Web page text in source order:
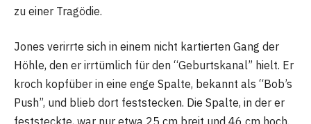
zu einer Tragödie.
Jones verirrte sich in einem nicht kartierten Gang der
Höhle, den er irrtümlich für den “Geburtskanal” hielt. Er
kroch kopfüber in eine enge Spalte, bekannt als “Bob’s
Push”, und blieb dort feststecken. Die Spalte, in der er